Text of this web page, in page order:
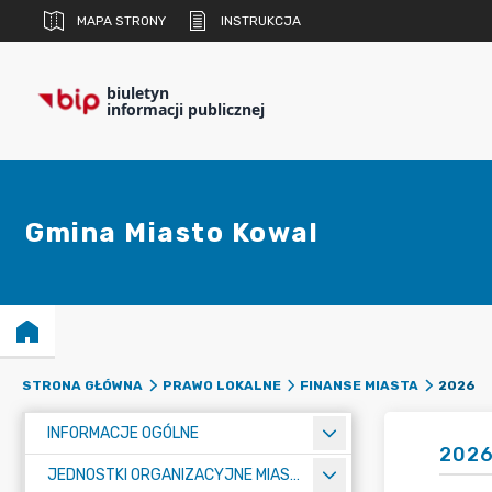
MAPA STRONY INSTRUKCJA
biuletyn
informacji publicznej
Gmina Miasto Kowal
STRONA GŁÓWNA PRAWO LOKALNE FINANSE MIASTA 2026
INFORMACJE OGÓLNE
JEDNOSTKI ORGANIZACYJNE MIASTA
2026